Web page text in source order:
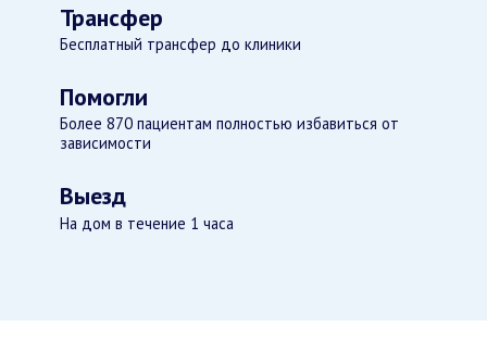
Трансфер
Бесплатный трансфер до клиники
Помогли
Более 870 пациентам полностью избавиться от
зависимости
Выезд
На дом в течение 1 часа